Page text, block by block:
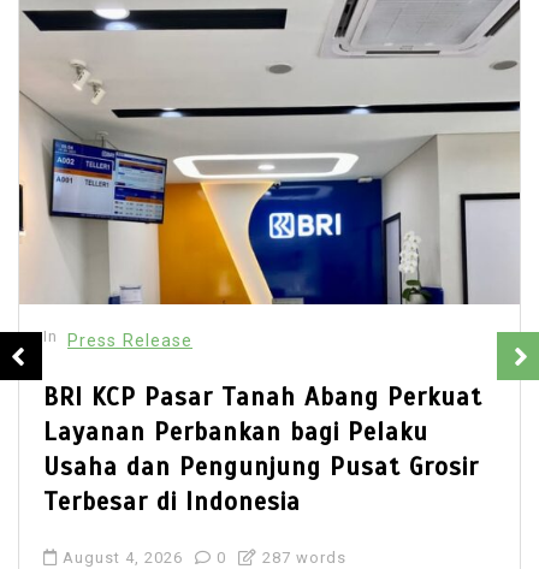
Grosir
Best Multi Currency
Singapore: How Businesses
Simplify International
Payments
July 28, 2026